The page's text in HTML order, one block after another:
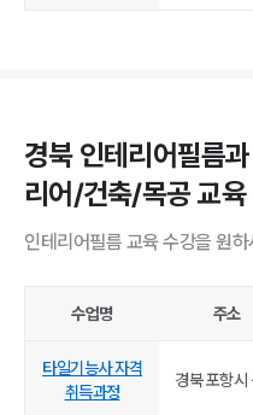
경북 인테리어필름
리어/건축/목공 교육
인테리어필름 교육 수강을 원
수업명 주소
타일기능사 자격
취득과정
경북 포항시